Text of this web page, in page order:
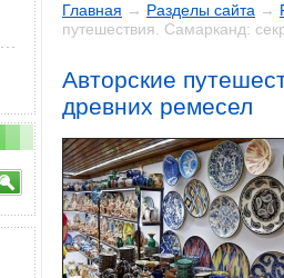
Главная → Разделы сайта →
путешествия. Самарканд:
Авторские
древних ремесел